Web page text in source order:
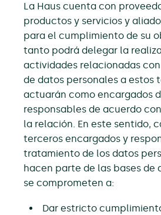
La Haus cuenta con
productos y servicios y
para el cumplimiento de su
tanto podrá delegar la
actividades relacionadas
de datos personales a estos
actuarán como encargados
responsables de acuerdo
la relación. En este sentido,
terceros encargados y
tratamiento de los datos
hacen parte de las bases de
se comprometen a:
Dar estricto